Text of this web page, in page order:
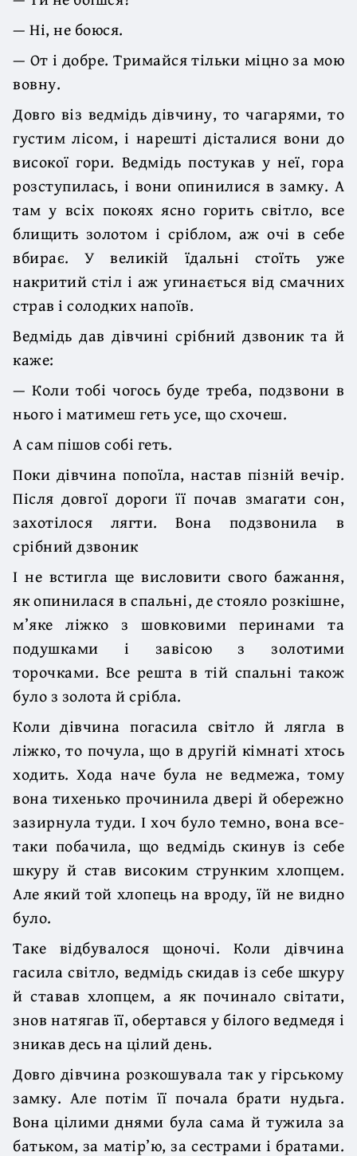
— Ні, не боюся.
— От і добре. Тримайся тільки міцно за мою
вовну.
Довго віз ведмідь дівчину, то чагарями, то
густим лісом, і нарешті дісталися вони до
високої гори. Ведмідь постукав у неї, гора
розступилась, і вони опинилися в замку. А
там у всіх покоях ясно горить світло, все
блищить золотом і сріблом, аж очі в себе
вбирає. У великій їдальні стоїть уже
накритий стіл і аж угинається від смачних
страв і солодких напоїв.
Ведмідь дав дівчині срібний дзвоник та й
каже:
— Коли тобі чогось буде треба, подзвони в
нього і матимеш геть усе, що схочеш.
А сам пішов собі геть.
Поки дівчина попоїла, настав пізній вечір.
Після довгої дороги її почав змагати сон,
захотілося лягти. Вона подзвонила в
срібний дзвоник
І не встигла ще висловити свого бажання,
як опинилася в спальні, де стояло розкішне,
м’яке ліжко з шовковими перинами та
подушками і завісою з золотими
торочками. Все решта в тій спальні також
було з золота й срібла.
Коли дівчина погасила світло й лягла в
ліжко, то почула, що в другій кімнаті хтось
ходить. Хода наче була не ведмежа, тому
вона тихенько прочинила двері й обережно
зазирнула туди. І хоч було темно, вона все-
таки побачила, що ведмідь скинув із себе
шкуру й став високим струнким хлопцем.
Але який той хлопець на вроду, їй не видно
було.
Таке відбувалося щоночі. Коли дівчина
гасила світло, ведмідь скидав із себе шкуру
й ставав хлопцем, а як починало світати,
знов натягав її, обертався у білого ведмедя і
зникав десь на цілий день.
Довго дівчина розкошувала так у гірському
замку. Але потім її почала брати нудьга.
Вона цілими днями була сама й тужила за
батьком, за матір’ю, за сестрами і братами.